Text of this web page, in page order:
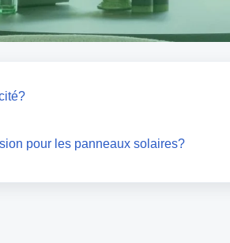
pour les panneaux solaires?